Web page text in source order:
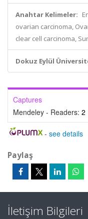
Anahtar Kelimeler:
ovarian carcinoma,
clear cell carcinoma,
Dokuz Eylül
Captures
Mendeley - Readers: 2
- see details
Paylaş
İletişim Bilgileri